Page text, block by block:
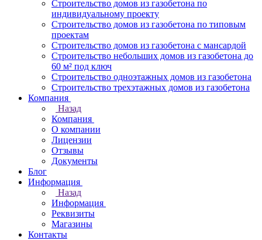
Строительство домов из газобетона по
индивидуальному проекту
Строительство домов из газобетона по типовым
проектам
Строительство домов из газобетона с мансардой
Строительство небольших домов из газобетона до
60 м² под ключ
Строительство одноэтажных домов из газобетона
Строительство трехэтажных домов из газобетона
Компания
Назад
Компания
О компании
Лицензии
Отзывы
Документы
Блог
Информация
Назад
Информация
Реквизиты
Магазины
Контакты